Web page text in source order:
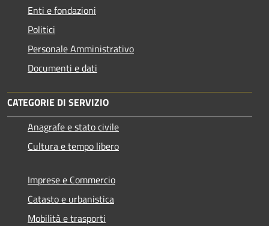
Enti e fondazioni
Politici
Personale Amministrativo
Documenti e dati
CATEGORIE DI SERVIZIO
Anagrafe e stato civile
Cultura e tempo libero
Imprese e Commercio
Catasto e urbanistica
Mobilità e trasporti